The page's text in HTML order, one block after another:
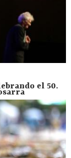
el 50.